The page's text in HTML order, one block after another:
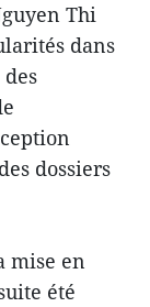
Thi
dans
dossiers
mise en
été